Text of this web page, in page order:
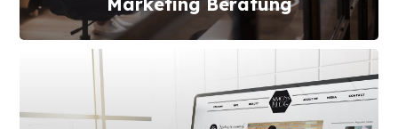
Marketing Beratung